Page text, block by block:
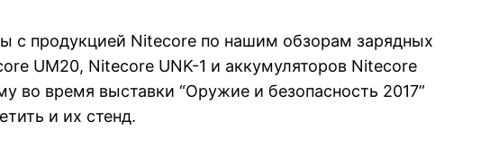
с продукцией Nitecore по нашим обзорам зарядных
UM20, Nitecore UNK-1 и аккумуляторов Nitecore
во время выставки “Оружие и безопасность 2017”
и их стенд.